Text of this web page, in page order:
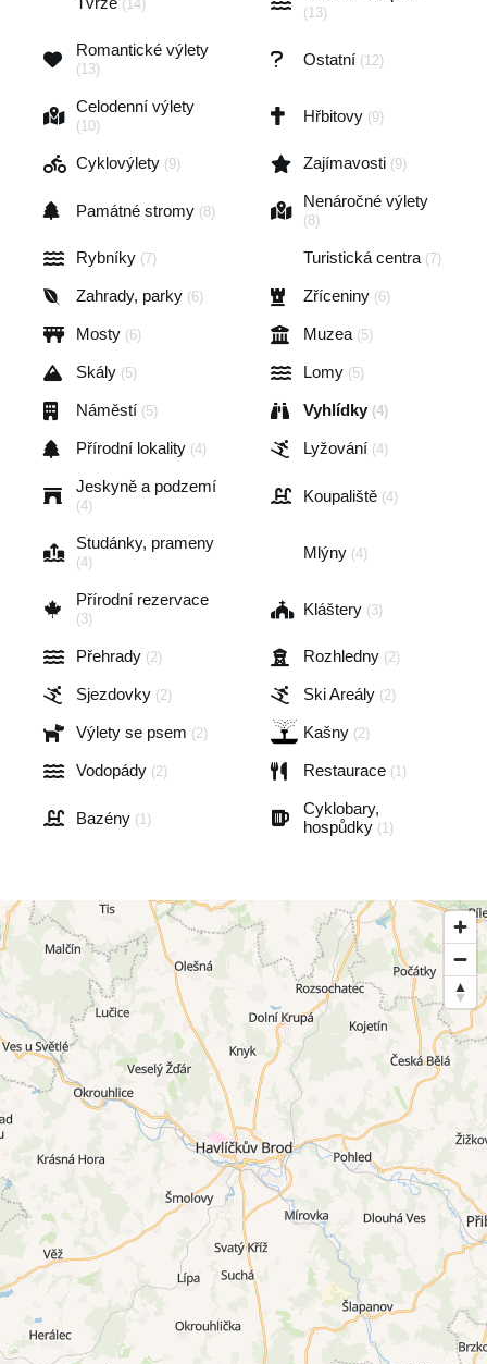
(14)
(13)
Romantické výlety
(13)
Ostatní (12)
Celodenní výlety
(10)
Hřbitovy (9)
Cyklovýlety (9) Zajímavosti (9)
Památné stromy (8)
Nenáročné výlety
(8)
Rybníky (7) Turistická centra (7)
Zahrady, parky (6) Zříceniny (6)
Mosty (6) Muzea (5)
Skály (5) Lomy (5)
Náměstí (5) Vyhlídky (4)
Přírodní lokality (4) Lyžování (4)
Jeskyně a podzemí
(4)
Koupaliště (4)
Studánky, prameny
(4)
Mlýny (4)
Přírodní rezervace
(3)
Kláštery (3)
Přehrady (2) Rozhledny (2)
Sjezdovky (2) Ski Areály (2)
Výlety se psem (2) Kašny (2)
Vodopády (2) Restaurace (1)
Bazény (1)
Cyklobary,
hospůdky (1)